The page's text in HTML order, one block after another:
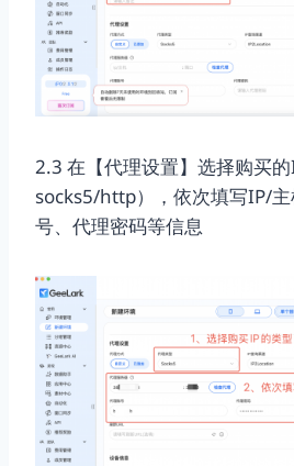
2.3 在【代理设置】选择购买
socks5/http），依次填写IP/
号、代理密码等信息